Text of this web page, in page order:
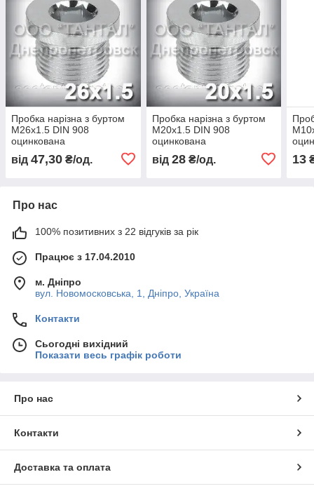
Пробка нарізна з буртом
М26х1.5 DIN 908
оцинкована
від 47,30 ₴/од.
Пробка нарізна з буртом
М20х1.5 DIN 908
оцинкована
від 28₴/од. 13
Про нас
100% позитивних з 22 відгуків за рік
Працює з 17.04.2010
м. Дніпро
вул. Новомосковська, 1, Дніпро, Україна
Контакти
Сьогодні вихідний
Показати весь графік роботи
Про нас
Контакти
Доставка та оплата